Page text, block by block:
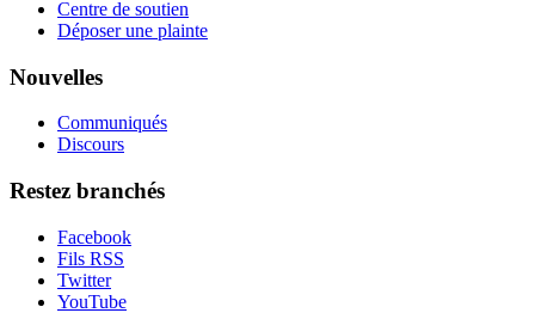
Centre de soutien
Déposer une plainte
Nouvelles
Communiqués
Discours
Restez branchés
Facebook
Fils RSS
Twitter
YouTube